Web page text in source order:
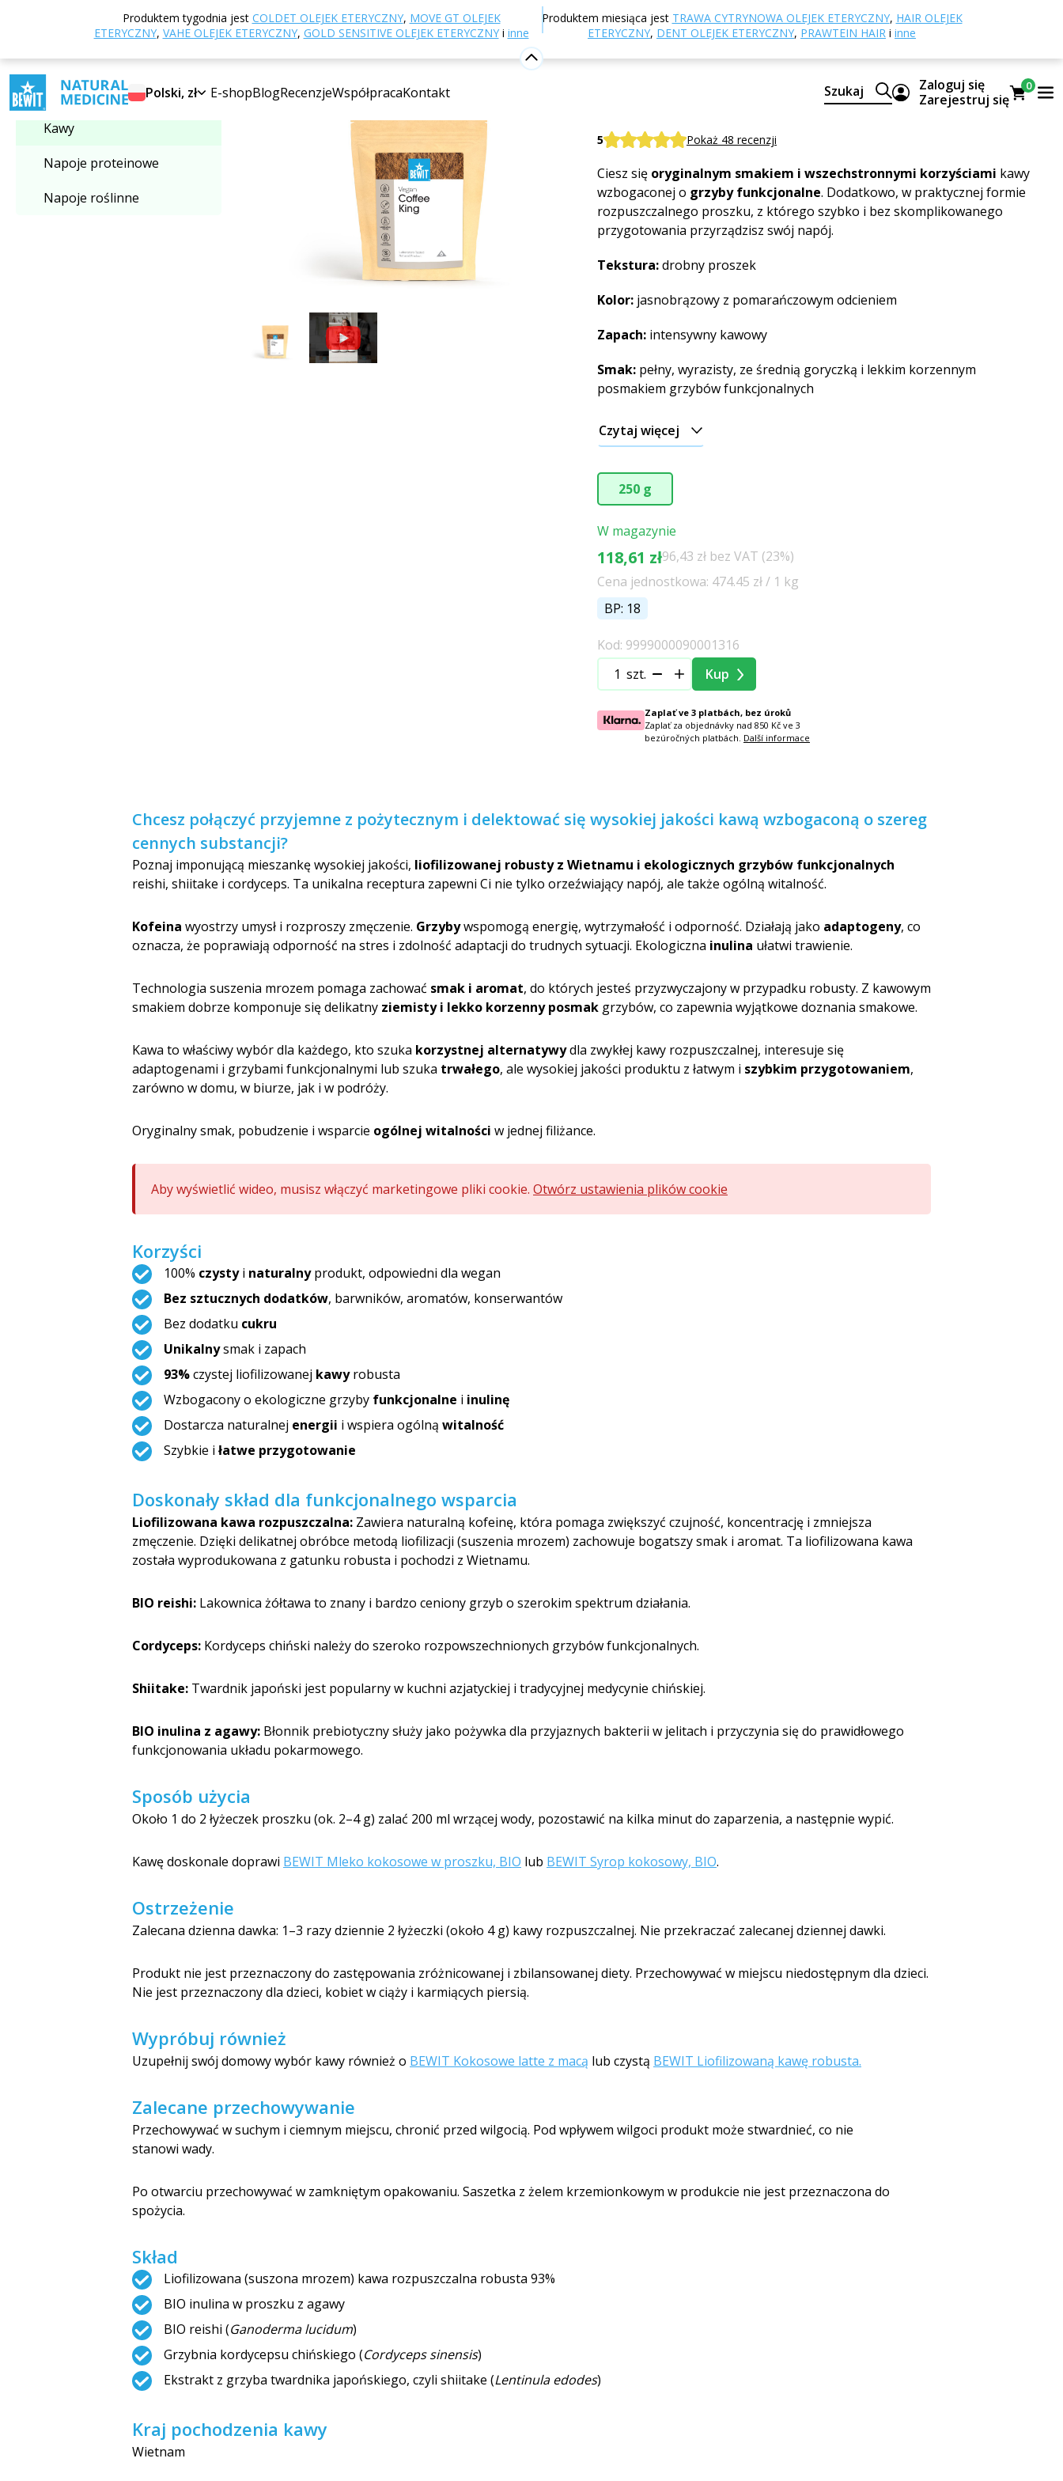
Produktem tygodnia jest COLDET OLEJEK ETERYCZNY, MOVE GT OLEJEK
ETERYCZNY, VAHE OLEJEK ETERYCZNY, GOLD SENSITIVE OLEJEK ETERYCZNYi inne
Produktem miesiąca jest TRAWA CYTRYNOWA OLEJEK ETERYCZNY, HAIR OLEJEK
ETERYCZNY, DENT OLEJEK ETERYCZNY, PRAWTEIN HAIR i inne
Polski, zł E-shopBlogRecenzjeWspółpracaKontakt Szukaj
Zaloguj się
Zarejestruj się
0
Wybierz kategorię
Kawy
Kawy
Napoje proteinowe
Napoje roślinne
Strona główna E-shop Odżywianie i suplementy diety Kawy Kawy Coffee King
Coffee King
5 Pokaż 48 recenzji
Ciesz się oryginalnym smakiem i wszechstronnymi korzyściami kawy
wzbogaconej o grzyby funkcjonalne. Dodatkowo, w praktycznej formie
rozpuszczalnego proszku, z którego szybko i bez skomplikowanego
przygotowania przyrządzisz swój napój.
Tekstura:drobny proszek
Kolor: jasnobrązowy z pomarańczowym odcieniem
Zapach: intensywny kawowy
Smak: pełny, wyrazisty, ze średnią goryczką i lekkim korzennym
posmakiem grzybów funkcjonalnych
Czytaj więcej
250 g
W magazynie
118,61 zł96,43 zł bez VAT (23%)
Cena jednostkowa: 474.45 zł / 1 kg
BP: 18
Kod: 9999000090001316
szt.
Kup
Zaplať ve 3 platbách, bez úroků
Zaplať za objednávky nad 850 Kč ve 3
bezúročných platbách. Další informace
Chcesz połączyć przyjemne z pożytecznym i delektować się wysokiej jakości kawą wzbogaconą o szereg
cennych substancji?
Poznaj imponującą mieszankę wysokiej jakości, liofilizowanej robusty z Wietnamu i ekologicznych grzybów funkcjonalnych
reishi, shiitake i cordyceps. Ta unikalna receptura zapewni Ci nie tylko orzeźwiający napój, ale także ogólną witalność.
Kofeina wyostrzy umysł i rozproszy zmęczenie. Grzybywspomogą energię, wytrzymałość i odporność. Działają jako adaptogeny, co
oznacza, że poprawiają odporność na stres i zdolność adaptacji do trudnych sytuacji. Ekologiczna inulina ułatwi trawienie.
Technologia suszenia mrozem pomaga zachować smak i aromat, do których jesteś przyzwyczajony w przypadku robusty. Z kawowym
smakiem dobrze komponuje się delikatny ziemisty i lekko korzenny posmak grzybów, co zapewnia wyjątkowe doznania smakowe.
Kawa to właściwy wybór dla każdego, kto szuka korzystnej alternatywydla zwykłej kawy rozpuszczalnej, interesuje się
adaptogenami i grzybami funkcjonalnymi lub szuka trwałego, ale wysokiej jakości produktu z łatwym i szybkim przygotowaniem,
zarówno w domu, w biurze, jak i w podróży.
Oryginalny smak, pobudzenie i wsparcie ogólnej witalności w jednej filiżance.
Aby wyświetlić wideo, musisz włączyć marketingowe pliki cookie. Otwórz ustawienia plików cookie
Korzyści
100% czystyi naturalnyprodukt, odpowiedni dla wegan
Bez sztucznych dodatków, barwników, aromatów, konserwantów
Bez dodatku cukru
Unikalnysmak i zapach
93%czystej liofilizowanej kawyrobusta
Wzbogacony o ekologiczne grzyby funkcjonalne i inulinę
Dostarcza naturalnej energii i wspiera ogólną witalność
Szybkie i łatwe przygotowanie
Doskonały skład dla funkcjonalnego wsparcia
Liofilizowana kawa rozpuszczalna: Zawiera naturalną kofeinę, która pomaga zwiększyć czujność, koncentrację i zmniejsza
zmęczenie. Dzięki delikatnej obróbce metodą liofilizacji (suszenia mrozem) zachowuje bogatszy smak i aromat. Ta liofilizowana kawa
została wyprodukowana z gatunku robusta i pochodzi z Wietnamu.
BIO reishi: Lakownica żółtawa to znany i bardzo ceniony grzyb o szerokim spektrum działania.
Cordyceps: Kordyceps chiński należy do szeroko rozpowszechnionych grzybów funkcjonalnych.
Shiitake: Twardnik japoński jest popularny w kuchni azjatyckiej i tradycyjnej medycynie chińskiej.
BIO inulina z agawy: Błonnik prebiotyczny służy jako pożywka dla przyjaznych bakterii w jelitach i przyczynia się do prawidłowego
funkcjonowania układu pokarmowego.
Sposób użycia
Około 1 do 2 łyżeczek proszku (ok. 2–4 g) zalać 200 ml wrzącej wody, pozostawić na kilka minut do zaparzenia, a następnie wypić.
Kawę doskonale doprawi BEWIT Mleko kokosowe w proszku, BIO lub BEWIT Syrop kokosowy, BIO.
Ostrzeżenie
Zalecana dzienna dawka: 1–3 razy dziennie 2 łyżeczki (około 4 g) kawy rozpuszczalnej. Nie przekraczać zalecanej dziennej dawki.
Produkt nie jest przeznaczony do zastępowania zróżnicowanej i zbilansowanej diety. Przechowywać w miejscu niedostępnym dla dzieci.
Nie jest przeznaczony dla dzieci, kobiet w ciąży i karmiących piersią.
Wypróbuj również
Uzupełnij swój domowy wybór kawy również o BEWIT Kokosowe latte z macą lub czystą BEWIT Liofilizowaną kawę robusta.
Zalecane przechowywanie
Przechowywać w suchym i ciemnym miejscu, chronić przed wilgocią. Pod wpływem wilgoci produkt może stwardnieć, co nie
stanowi wady.
Po otwarciu przechowywać w zamkniętym opakowaniu. Saszetka z żelem krzemionkowym w produkcie nie jest przeznaczona do
spożycia.
Skład
Liofilizowana (suszona mrozem) kawa rozpuszczalna robusta 93%
BIO inulina w proszku z agawy
BIO reishi (Ganoderma lucidum)
Grzybnia kordycepsu chińskiego (Cordyceps sinensis)
Ekstrakt z grzyba twardnika japońskiego, czyli shiitake (Lentinula edodes)
Kraj pochodzenia kawy
Wietnam